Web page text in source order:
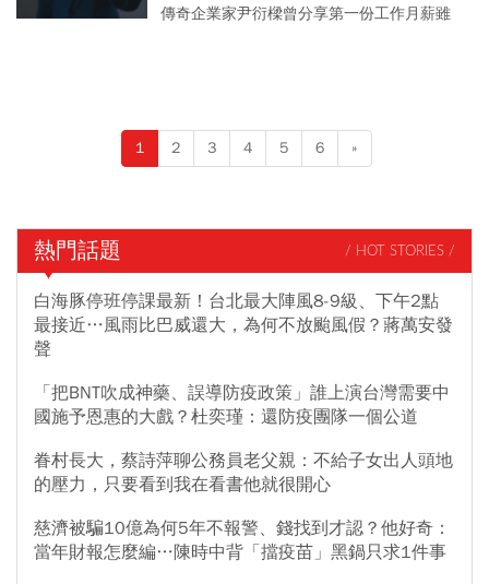
才是福源
傳奇企業家尹衍樑曾分享第一份工作月薪雖
1 2 3 4 5 6 »
熱門話題 / HOT STORIES /
白海豚停班停課最新！台北最大陣風8-9級、下午2點
最接近…風雨比巴威還大，為何不放颱風假？蔣萬安發
聲
「把BNT吹成神藥、誤導防疫政策」誰上演台灣需要中
國施予恩惠的大戲？杜奕瑾：還防疫團隊一個公道
眷村長大，蔡詩萍聊公務員老父親：不給子女出人頭地
的壓力，只要看到我在看書他就很開心
慈濟被騙10億為何5年不報警、錢找到才認？他好奇：
當年財報怎麼編…陳時中背「擋疫苗」黑鍋只求1件事